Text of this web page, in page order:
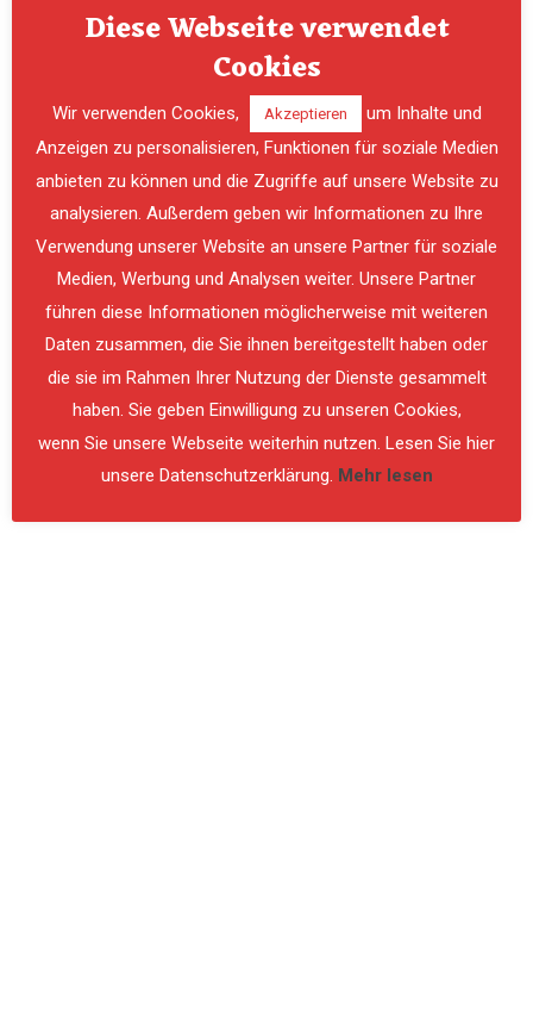
PREVIOUS
Diese Webseite verwendet
Cookies
Wir verwenden Cookies, Akzeptieren
um Inhalte und
Anzeigen zu personalisieren, Funktionen für soziale Medien
anbieten zu können und die Zugriffe auf unsere Website zu
analysieren. Außerdem geben wir Informationen zu Ihre
Verwendung unserer Website an unsere Partner für soziale
Medien, Werbung und Analysen weiter. Unsere Partner
führen diese Informationen möglicherweise mit weiteren
Daten zusammen, die Sie ihnen bereitgestellt haben oder
die sie im Rahmen Ihrer Nutzung der Dienste gesammelt
haben. Sie geben Einwilligung zu unseren Cookies,
wenn Sie unsere Webseite weiterhin nutzen. Lesen Sie hier
unsere Datenschutzerklärung. Mehr lesen